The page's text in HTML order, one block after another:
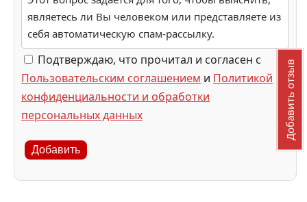
являетесь ли Вы человеком или представляете из
себя автоматическую спам-рассылку.
Подтверждаю, что прочитал и согласен с
Пользовательским соглашением и Политикой
конфиденциальности и обработки
персональных данных
Добавить
Добавить отзыв